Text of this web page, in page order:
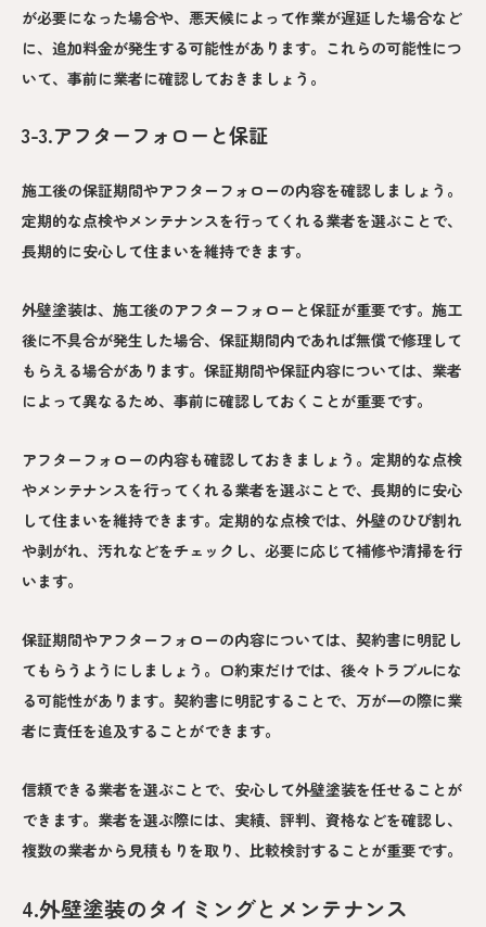
が必要になった場合や、悪天候によって作業が遅延した場合など
に、追加料金が発生する可能性があります。これらの可能性につ
いて、事前に業者に確認しておきましょう。
3-3.アフターフォローと保証
施工後の保証期間やアフターフォローの内容を確認しましょう。
定期的な点検やメンテナンスを行ってくれる業者を選ぶことで、
長期的に安心して住まいを維持できます。
外壁塗装は、施工後のアフターフォローと保証が重要です。施工
後に不具合が発生した場合、保証期間内であれば無償で修理して
もらえる場合があります。保証期間や保証内容については、業者
によって異なるため、事前に確認しておくことが重要です。
アフターフォローの内容も確認しておきましょう。定期的な点検
やメンテナンスを行ってくれる業者を選ぶことで、長期的に安心
して住まいを維持できます。定期的な点検では、外壁のひび割れ
や剥がれ、汚れなどをチェックし、必要に応じて補修や清掃を行
います。
保証期間やアフターフォローの内容については、契約書に明記し
てもらうようにしましょう。口約束だけでは、後々トラブルにな
る可能性があります。契約書に明記することで、万が一の際に業
者に責任を追及することができます。
信頼できる業者を選ぶことで、安心して外壁塗装を任せることが
できます。業者を選ぶ際には、実績、評判、資格などを確認し、
複数の業者から見積もりを取り、比較検討することが重要です。
4.外壁塗装のタイミングとメンテナンス